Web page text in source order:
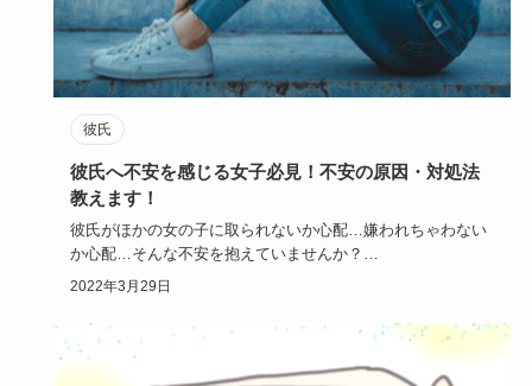
彼氏
彼氏へ不安を感じる女子必見！不安の原因・対処法
教えます！
彼氏がほかの女の子に取られないか心配…嫌われちゃわない
か心配…そんな不安を抱えていませんか？
彼氏がイケメン、優しい、モ…
2022年3月29日